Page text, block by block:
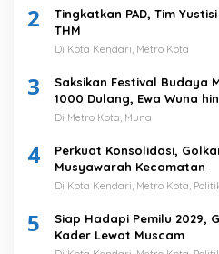
2
Tingkatkan PAD, Tim
THM
Di Kota Kendari, Metro Kota
3
Saksikan Festival Budaya
1000 Dulang, Ewa Wuna
Di Metro Kota, Muna
4
Perkuat Konsolidasi,
Musyawarah Kecamatan
Di Kota Kendari, Metro Kota,
5
Siap Hadapi Pemilu 2029,
Kader Lewat Muscam